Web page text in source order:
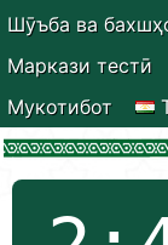
Шӯъба ва
Маркази тестӣ
Мукотибот